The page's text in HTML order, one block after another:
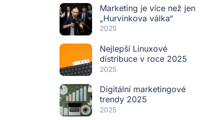
Marketing je více než jen
„Hurvínkova válka“
2025
Nejlepší Linuxové
distribuce v roce 2025
2025
Digitální marketingové
trendy 2025
2025